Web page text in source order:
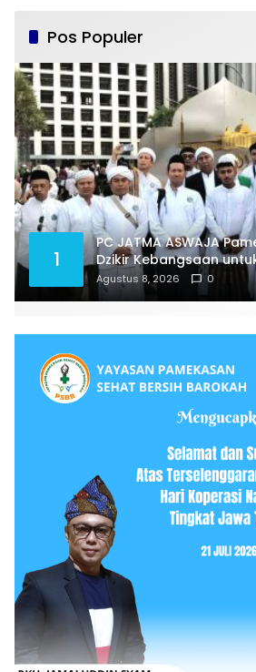
Pos Populer
1
PC JATMA ASWAJA
Dzikir Kebangsaan
Agustus 8, 2026 0